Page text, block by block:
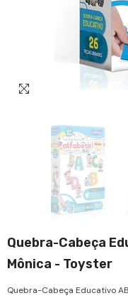
Quebra-Cabeça
Mônica - Toyster
Quebra-Cabeça Educativo